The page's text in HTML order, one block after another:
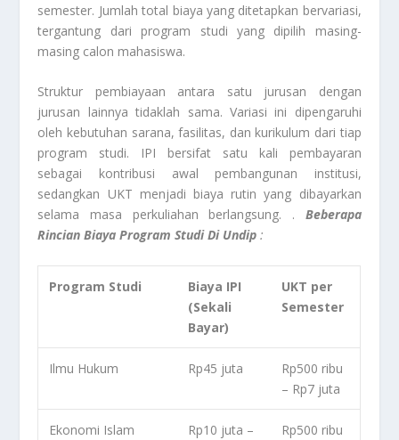
semester. Jumlah total biaya yang ditetapkan bervariasi,
tergantung dari program studi yang dipilih masing-
masing calon mahasiswa.
Struktur pembiayaan antara satu jurusan dengan
jurusan lainnya tidaklah sama. Variasi ini dipengaruhi
oleh kebutuhan sarana, fasilitas, dan kurikulum dari tiap
program studi. IPI bersifat satu kali pembayaran
sebagai kontribusi awal pembangunan institusi,
sedangkan UKT menjadi biaya rutin yang dibayarkan
selama masa perkuliahan berlangsung. . Beberapa
Rincian Biaya Program Studi Di Undip :
Program Studi
Biaya IPI
(Sekali
Bayar)
UKT per
Semester
Ilmu Hukum Rp45 juta
Rp500 ribu
– Rp7 juta
Ekonomi Islam
Rp10 juta –
Rp500 ribu